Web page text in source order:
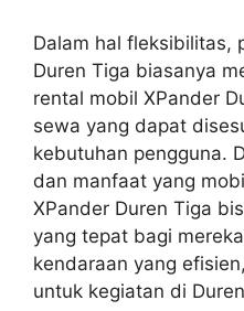
Dalam hal fleksibilitas,
Duren Tiga biasanya
rental mobil XPander
sewa yang dapat
kebutuhan pengguna.
dan manfaat yang
XPander Duren Tiga
yang tepat bagi
kendaraan yang
untuk kegiatan di